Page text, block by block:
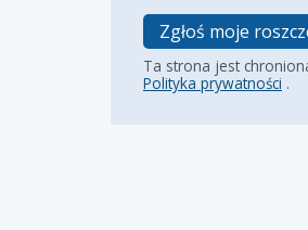
Zgłoś moje
Ta strona jest
Polityka prywatności .